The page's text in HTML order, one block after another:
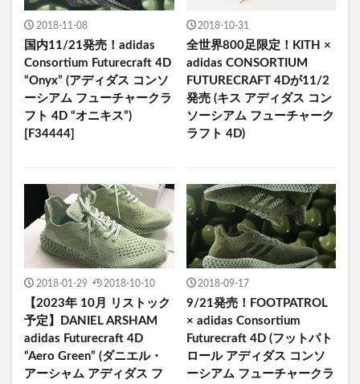
2018-11-08
国内11/21発売！adidas
Consortium Futurecraft 4D
“Onyx” (アディダス コンソ
ーシアム フューチャークラ
フト 4D “オニキス”)
[F34444]
2018-10-31
全世界800足限定！KITH ×
adidas CONSORTIUM
FUTURECRAFT 4Dが11/2
発売 (キス アディダス コン
ソーシアム フューチャーク
ラフト 4D)
2018-01-29 2018-10-10
【2023年 10月 リストック
予定】DANIEL ARSHAM
adidas Futurecraft 4D
“Aero Green” (ダニエル・
アーシャム アディダス フ
2018-09-17
9/21発売！FOOTPATROL
× adidas Consortium
Futurecraft 4D (フットパト
ロール アディダス コンソ
ーシアム フューチャークラ